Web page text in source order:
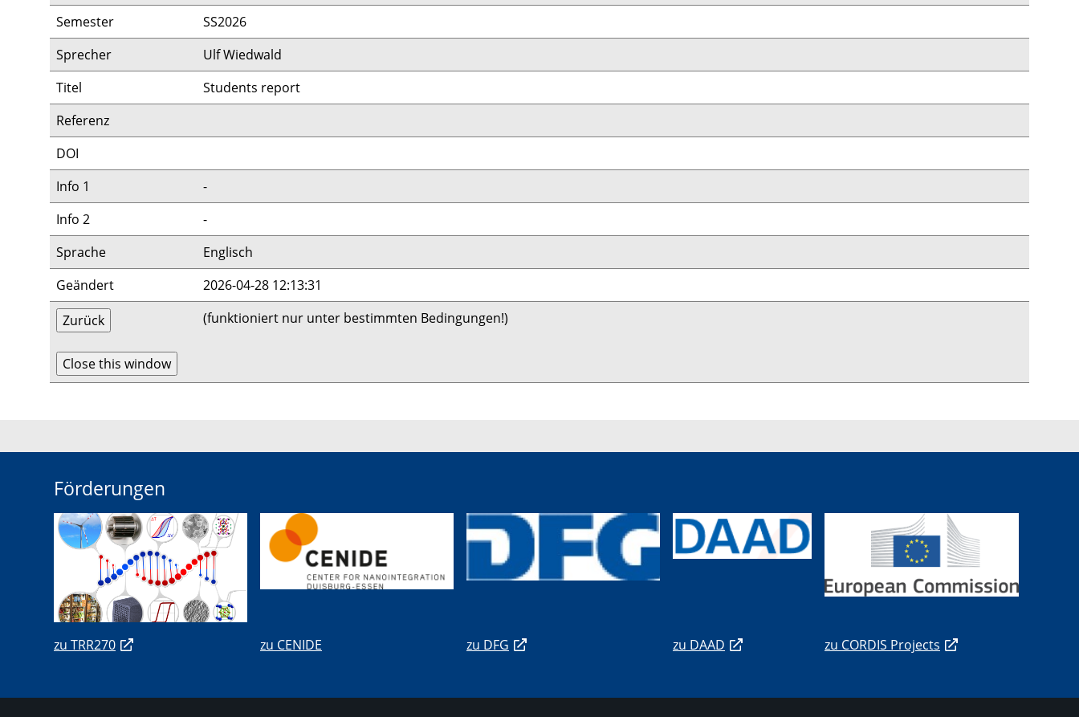
Semester
SS2026
Sprecher
Ulf Wiedwald
Titel
Students report
Referenz
DOI
Info 1
-
Info 2
-
Sprache
Englisch
Geändert
2026-04-28 12:13:31
(funktioniert nur unter bestimmten Bedingungen!)
Förderungen
zu TRR270 zu CENIDE zu DFG zu DAAD zu CORDIS Projects